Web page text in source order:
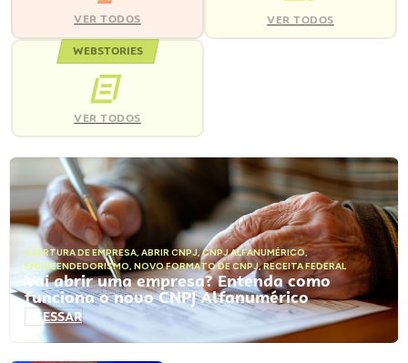
VER TODOS VER TODOS
WEBSTORIES
VER TODOS
ABERTURA DE EMPRESA, ABRIR CNPJ,CNPJ ALFANUMÉRICO,
EMPREENDEDORISMO, NOVO FORMATO DE CNPJ,RECEITA FEDERAL
Vai abrir uma empresa? Entenda como
funciona o novo CNPJ Alfanumérico
ACESSAR